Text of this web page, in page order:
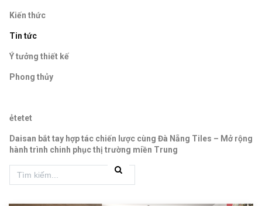
Kiến thức
Tin tức
Ý tưởng thiết kế
Phong thủy
ẻtetet
Daisan bắt tay hợp tác chiến lược cùng Đà Nẵng Tiles – Mở rộng
hành trình chinh phục thị trường miền Trung